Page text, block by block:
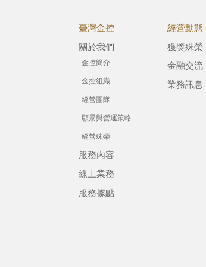
臺灣金控
關於我們
金控簡介
金控組織
經營團隊
願景與營運策略
經營殊榮
服務內容
線上業務
服務據點
經營動態
獲獎殊榮
金融交流
業務訊息